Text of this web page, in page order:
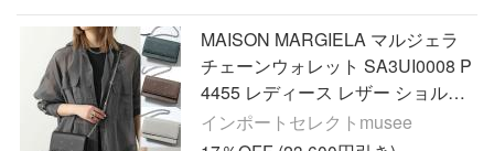
MAISON MARGIELA マルジェラ
チェーンウォレット SA3UI0008 P
4455 レディース レザー ショルダ
ーバッグ 長財布 ポシェット 鞄 SA
3UI0008P4455T8013
インポートセレクトmusee